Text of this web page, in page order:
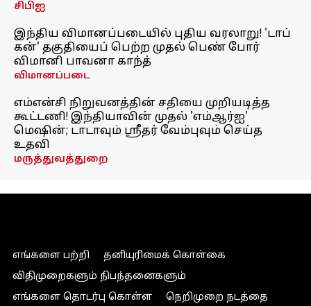
சிபிஐ
இந்திய விமானப்படையில் புதிய வரலாறு! 'டாப்
கன்' தகுதியைப் பெற்ற முதல் பெண் போர்
விமானி பாவனா காந்த்
விமானப்படை
எம்என்சி நிறுவனத்தின் சதியை முறியடித்த
கூட்டணி! இந்தியாவின் முதல் 'எம்ஆர்ஐ'
மெஷின்; டாடாவும் ஸ்ரீதர் வேம்புவும் செய்த
உதவி
மருத்துவத்துறை
எங்களை பற்றி
தனியுரிமைக் கொள்கை
விதிமுறைகளும் நிபந்தனைகளும்
எங்களை தொடர்பு கொள்ள
நெறிமுறை நடத்தை